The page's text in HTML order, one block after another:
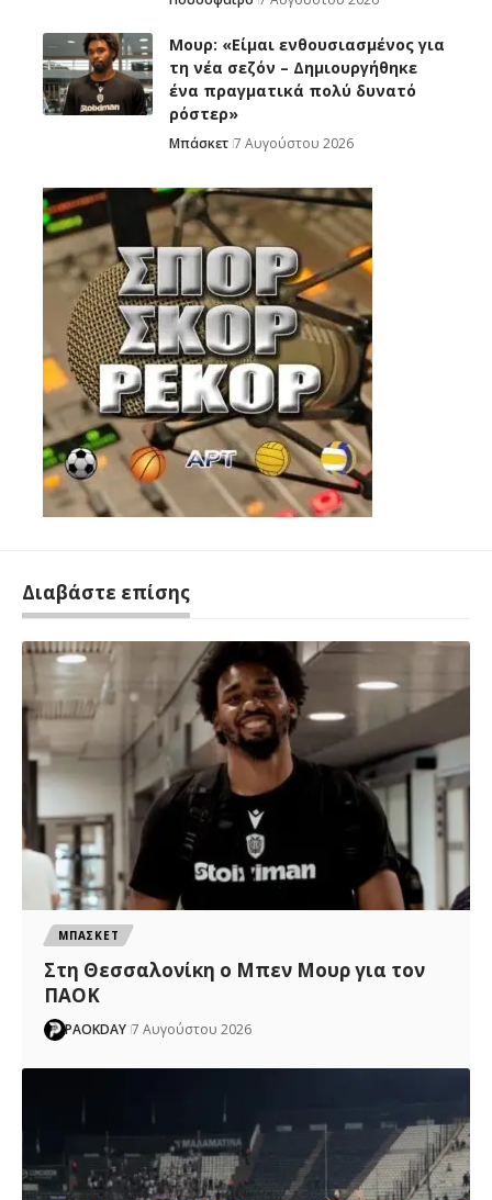
Μουρ: «Είμαι ενθουσιασμένος για
τη νέα σεζόν – Δημιουργήθηκε
ένα πραγματικά πολύ δυνατό
ρόστερ»
Μπάσκετ 7 Αυγούστου 2026
Διαβάστε επίσης
ΜΠΑΣΚΕΤ
Στη Θεσσαλονίκη ο Μπεν Μουρ για τον
ΠΑΟΚ
PAOKDAY 7 Αυγούστου 2026